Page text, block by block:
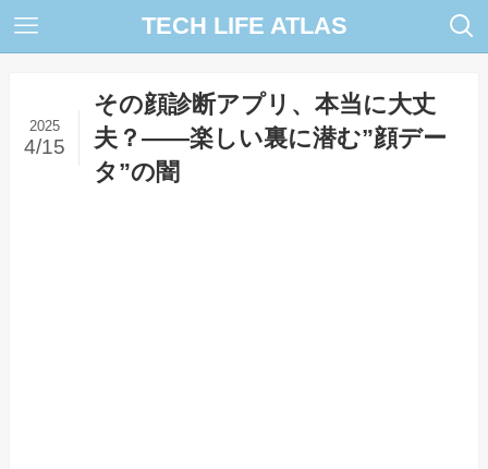
TECH LIFE ATLAS
その顔診断アプリ、本当に大丈
夫？――楽しい裏に潜む”顔デー
タ”の闇
2025
4/15